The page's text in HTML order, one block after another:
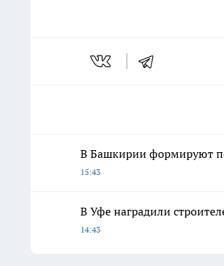
В Башкирии формируют
15:43
В Уфе наградили
14:43